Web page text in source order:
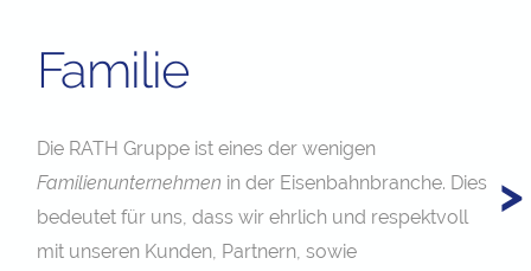
>
Familie
Die RATH Gruppe ist eines der wenigen
Familienunternehmen in der Eisenbahnbranche. Dies
bedeutet für uns, dass wir ehrlich und respektvoll
mit unseren Kunden, Partnern, sowie